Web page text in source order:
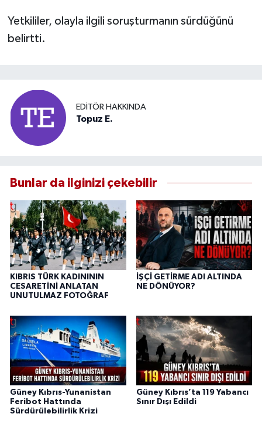
Yetkililer, olayla ilgili soruşturmanın sürdüğünü
belirtti.
EDITÖR HAKKINDA
Topuz E.
Bunlar da ilginizi çekebilir
KIBRIS TÜRK KADINININ
CESARETİNİ ANLATAN
UNUTULMAZ FOTOĞRAF
İŞÇİ GETİRME ADI ALTINDA
NE DÖNÜYOR?
Güney Kıbrıs-Yunanistan
Feribot Hattında
Sürdürülebilirlik Krizi
Güney Kıbrıs’ta 119 Yabancı
Sınır Dışı Edildi